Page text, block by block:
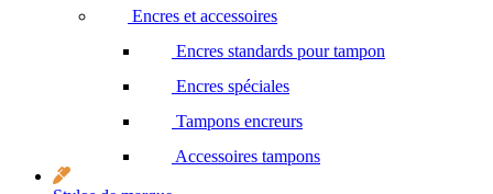
Encres et accessoires
Encres standards pour tampon
Encres spéciales
Tampons encreurs
Accessoires tampons